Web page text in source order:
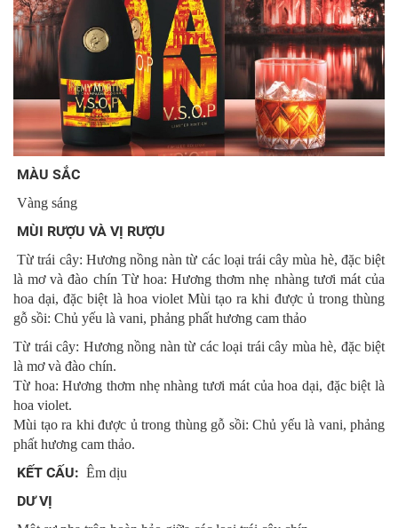
MÀU SẮC
Vàng sáng
MÙI RƯỢU VÀ VỊ RƯỢU
Từ trái cây: Hương nồng nàn từ các loại trái cây mùa hè, đặc biệt
là mơ và đào chín Từ hoa: Hương thơm nhẹ nhàng tươi mát của
hoa dại, đặc biệt là hoa violet Mùi tạo ra khi được ủ trong thùng
gỗ sồi: Chủ yếu là vani, phảng phất hương cam thảo
Từ trái cây: Hương nồng nàn từ các loại trái cây mùa hè, đặc biệt
là mơ và đào chín.
Từ hoa: Hương thơm nhẹ nhàng tươi mát của hoa dại, đặc biệt là
hoa violet.
Mùi tạo ra khi được ủ trong thùng gỗ sồi: Chủ yếu là vani, phảng
phất hương cam thảo.
KẾT CẤU: Êm dịu
DƯ VỊ